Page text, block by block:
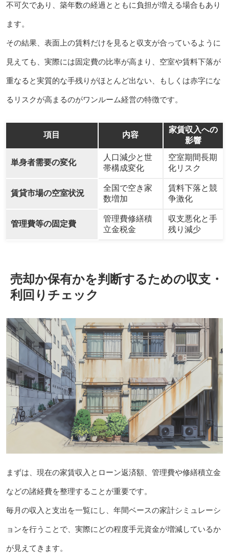
不可欠であり、築年数の経過とともに負担が増える場合もあり
ます。
その結果、表面上の賃料だけを見ると収支が合っているように
見えても、実際には固定費の比率が高まり、空室や賃料下落が
重なると実質的な手残りがほとんど出ない、もしくは赤字にな
るリスクが高まるのがワンルーム経営の特徴です。
項目 内容
家賃収入への
影響
単身者需要の変化
人口減少と世
帯構成変化
空室期間長期
化リスク
賃貸市場の空室状況
全国で空き家
数増加
賃料下落と競
争激化
管理費等の固定費
管理費修繕積
立金税金
収支悪化と手
残り減少
売却か保有かを判断するための収支・
利回りチェック
まずは、現在の家賃収入とローン返済額、管理費や修繕積立金
などの諸経費を整理することが重要です。
毎月の収入と支出を一覧にし、年間ベースの家計シミュレーシ
ョンを行うことで、実際にどの程度手元資金が増減しているか
が見えてきます。